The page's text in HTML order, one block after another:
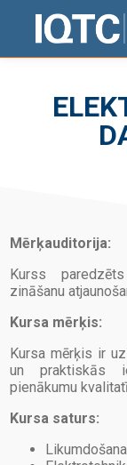
Mērķauditorija:
Kurss
zināšanu
Kursa mērķis:
Kursa mērķis ir
un praktiskās
pienākumu
Kursa saturs:
Likumdošana